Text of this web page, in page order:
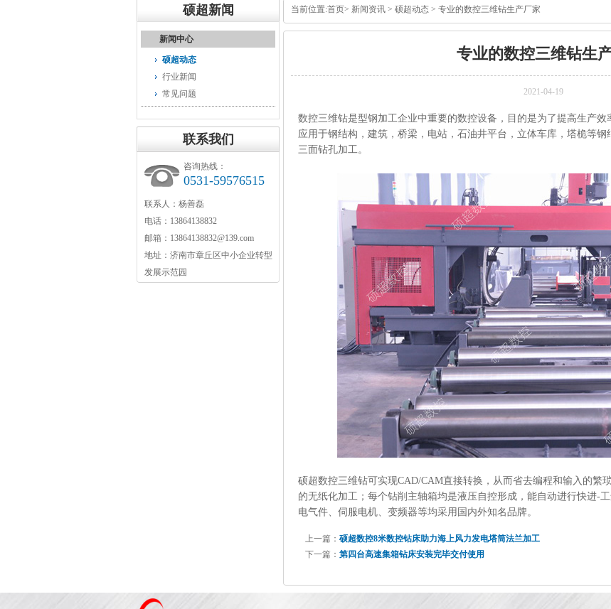
硕超新闻
新闻中心
硕超动态
行业新闻
常见问题
联系我们
咨询热线：
0531-59576515
联系人：杨善磊
电话：13864138832
邮箱：13864138832@139.com
地址：济南市章丘区中小企业转型
发展示范园
当前位置:首页> 新闻资讯 > 硕超动态 > 专业的数控三维钻生产厂家
专业的数控三维钻生
2021-04-19
数控三维钻是型钢加工企业中重要的数控设备，目的是为了提高生产
应用于钢结构，建筑，桥梁，电站，石油井平台，立体车库，塔桅等
三面钻孔加工。
硕超数控三维钻可实现CAD/CAM直接转换，从而省去编程和输入的繁
的无纸化加工；每个钻削主轴箱均是液压自控形成，能自动进行快进-
电气件、伺服电机、变频器等均采用国内外知名品牌。
上一篇： 硕超数控8米数控钻床助力海上风力发电塔筒法兰加工
下一篇： 第四台高速集箱钻床安装完毕交付使用